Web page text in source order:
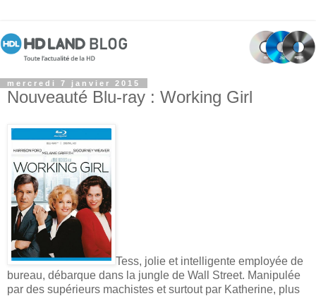
mercredi 7 janvier 2015
Nouveauté Blu-ray : Working Girl
Tess, jolie et intelligente employée de
bureau, débarque dans la jungle de Wall Street. Manipulée
par des supérieurs machistes et surtout par Katherine, plus